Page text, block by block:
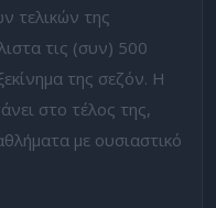
τελικών της
τις (συν) 500
της σεζόν. Η
στο τέλος της,
με ουσιαστικό